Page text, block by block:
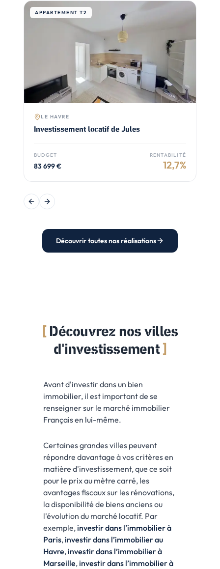
APPARTEMENT T2
LE HAVRE
Investissement locatif de Jules
BUDGET
83 699€
RENTABILITÉ
12,7%
Previous slide
Next slide
Découvrir toutes nos réalisations
Découvrez nos villes
d'investissement
Avant d'investir dans un bien
immobilier, il est important de se
renseigner sur le marché immobilier
Français en lui-même.
Certaines grandes villes peuvent
répondre davantage à vos critères en
matière d'investissement, que ce soit
pour le prix au mètre carré, les
avantages fiscaux sur les rénovations,
la disponibilité de biens anciens ou
l'évolution du marché locatif. Par
exemple, investir dans l’immobilier à
Paris, investir dans l’immobilier au
Havre, investir dans l’immobilier à
Marseille, investir dans l’immobilier à